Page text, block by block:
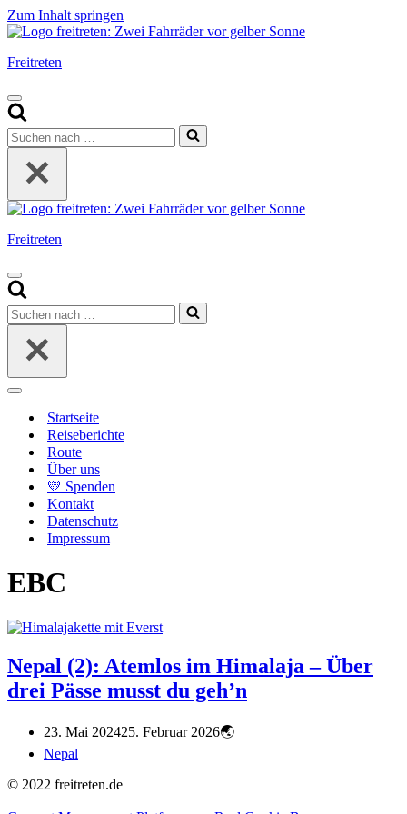
Zum Inhalt springen
Freitreten
Navigationsmenü
Suchen
nach …
Freitreten
Navigationsmenü
Suchen
nach …
Navigationsmenü
Startseite
Reiseberichte
Route
Über uns
💛 Spenden
Kontakt
Datenschutz
Impressum
EBC
Nepal (2): Atemlos im Himalaja – Über
drei Pässe musst du geh’n
23. Mai 202425. Februar 2026
Nepal
© 2022 freitreten.de